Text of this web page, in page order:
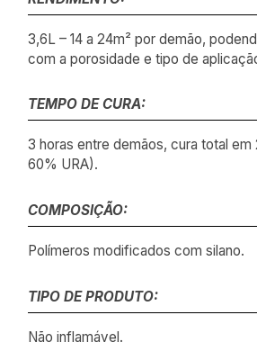
3,6L – 14 a 24m² por demão,
com a porosidade e tipo de
TEMPO DE CURA:
3 horas entre demãos, cura total em
60% URA).
COMPOSIÇÃO:
Polímeros modificados com silano.
TIPO DE PRODUTO:
Não inflamável.